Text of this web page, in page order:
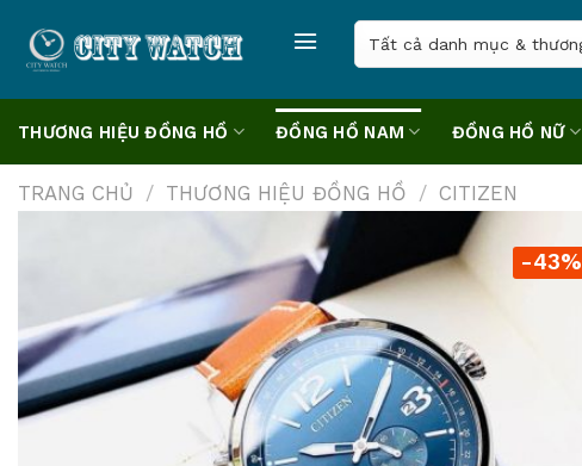
content
THƯƠNG HIỆU ĐỒNG HỒ ĐỒNG HỒ NAM ĐỒNG HỒ NỮ
TRANG CHỦ / THƯƠNG HIỆU ĐỒNG HỒ / CITIZEN
-43%